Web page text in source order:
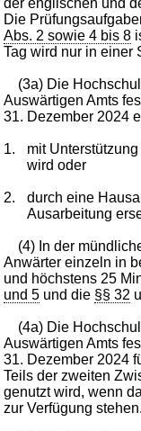
Die
Abs. 2 sowie 4 bis 8
Tag wird nur in einer
(3a) Die
Auswärtigen Amts
31. Dezember 2024
1.
mit
wird oder
2.
durch eine
Ausarbeitung
(4) In der
Anwärter einzeln in
und höchstens 25
und 5 und die §§ 32
(4a) Die
Auswärtigen Amts
31. Dezember 2024
Teils der zweiten
genutzt wird, wenn
zur Verfügung stehen.